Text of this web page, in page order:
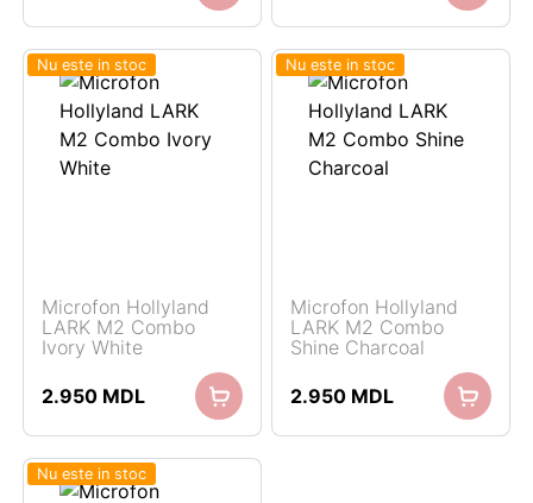
Nu este in stoc
Microfon Hollyland
LARK M2 Combo
Ivory White
2.950 MDL
Nu este in stoc
Microfon Hollyland
LARK M2 Combo
Shine Charcoal
2.950 MDL
Nu este in stoc